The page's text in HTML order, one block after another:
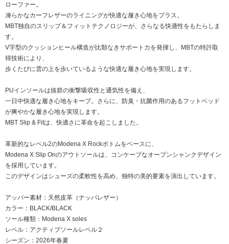
ローファー。
滑らかなカーフレザーのライニングが快適な履き心地をプラス。
MBT独自のスリップ＆フィットテクノロジーが、さらなる快適性をもたらしま
す。
V字型のクッションヒール構造が比類なきサポート力を発揮し、MBTの特許取
得技術により、
歩くたびに雲の上を歩いているような快適な履き心地を実現します。
PUインソールは抜群の衝撃吸収性と通気性を備え、
一日中快適な履き心地をキープ。さらに、防臭・抗菌作用のあるフットベッド
が爽やかな履き心地を実現します。
MBT Slip & Fitは、快適さに革命を起こしました。
革新的なレベル2のModena X Rockボトムをベースに、
Modena X Slip Onのアウトソールは、コンケーブなオープンシャンクデザイン
を採用しています。
このデザインはシューズの柔軟性を高め、独特の美的要素を演出しています。
アッパー素材：天然皮革（ナッパレザー）
カラー：BLACK/BLACK
ソール種類：Modena X soles
レベル：アクティブソールレベル２
シーズン：2026年春夏